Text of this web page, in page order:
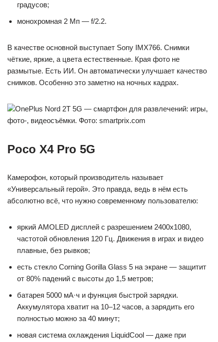
градусов;
монохромная 2 Мп — f/2.2.
В качестве основной выступает Sony IMX766. Снимки
чёткие, яркие, а цвета естественные. Края фото не
размытые. Есть ИИ. Он автоматически улучшает качество
снимков. Особенно это заметно на ночных кадрах.
OnePlus Nord 2T 5G — смартфон для развлечений: игры,
фото-, видеосъёмки. Фото: smartprix.com
Poco X4 Pro 5G
Камерофон, который производитель называет
«Универсальный герой». Это правда, ведь в нём есть
абсолютно всё, что нужно современному пользователю:
яркий AMOLED дисплей с разрешением 2400х1080,
частотой обновления 120 Гц. Движения в играх и видео
плавные, без рывков;
есть стекло Corning Gorilla Glass 5 на экране — защитит
от 80% падений с высоты до 1,5 метров;
батарея 5000 мА·ч и функция быстрой зарядки.
Аккумулятора хватит на 10–12 часов, а зарядить его
полностью можно за 40 минут;
новая система охлаждения LiquidCool — даже при